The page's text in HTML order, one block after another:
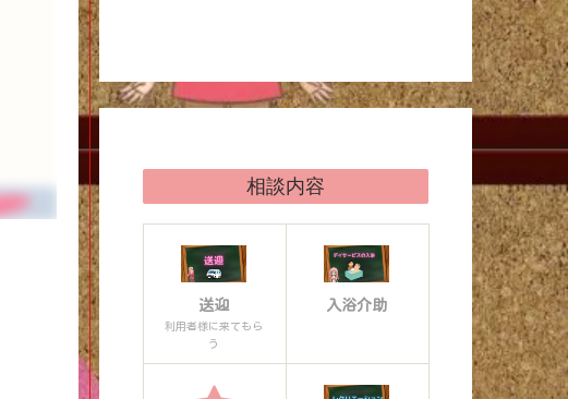
相談内容
送迎
利用者様に来てもら
う
入浴介助